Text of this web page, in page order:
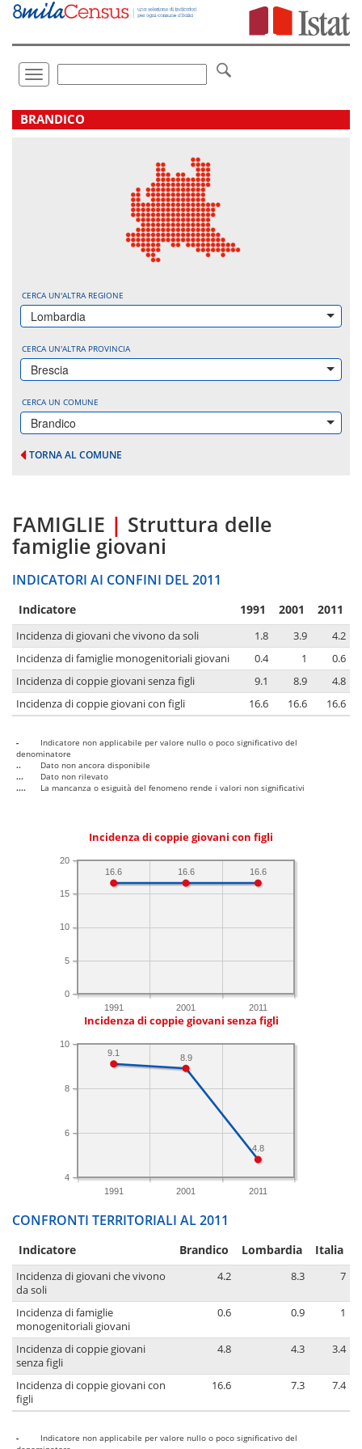
Vai
direttamente
Toggle
navigation
.
BRANDICO
CERCA UN'ALTRA REGIONE
Lombardia
CERCA UN'ALTRA PROVINCIA
Brescia
CERCA UN COMUNE
Brandico
TORNA AL COMUNE
FAMIGLIE | Struttura delle
famiglie giovani
INDICATORI AI CONFINI DEL 2011
Indicatore 1991 2001 2011
Incidenza di giovani che vivono da soli 1.8 3.9
4.2
Incidenza di famiglie monogenitoriali giovani
0.4 1
0.6
Incidenza di coppie giovani senza figli
9.1 8.9
4.8
Incidenza di coppie giovani con figli
16.6 16.6 16.6
-
Indicatore non applicabile per valore nullo o poco significativo del
denominatore
..
Dato non ancora disponibile
...
Dato non rilevato
....
La mancanza o esiguità del fenomeno rende i valori non significativi
Incidenza di coppie giovani con figli
1991 2001 2011
0
5
10
15
20
16.6
16.6
16.6
Incidenza di coppie giovani senza figli
1991 2001 2011
4
6
8
10
4.8
8.9
9.1
CONFRONTI TERRITORIALI AL 2011
Indicatore Brandico Lombardia Italia
Incidenza di giovani che vivono
da soli
4.2 8.3 7
Incidenza di famiglie
monogenitoriali giovani
0.6 0.9 1
Incidenza di coppie giovani
senza figli
4.8 4.3 3.4
Incidenza di coppie giovani con
figli
16.6 7.3 7.4
-
Indicatore non applicabile per valore nullo o poco significativo del